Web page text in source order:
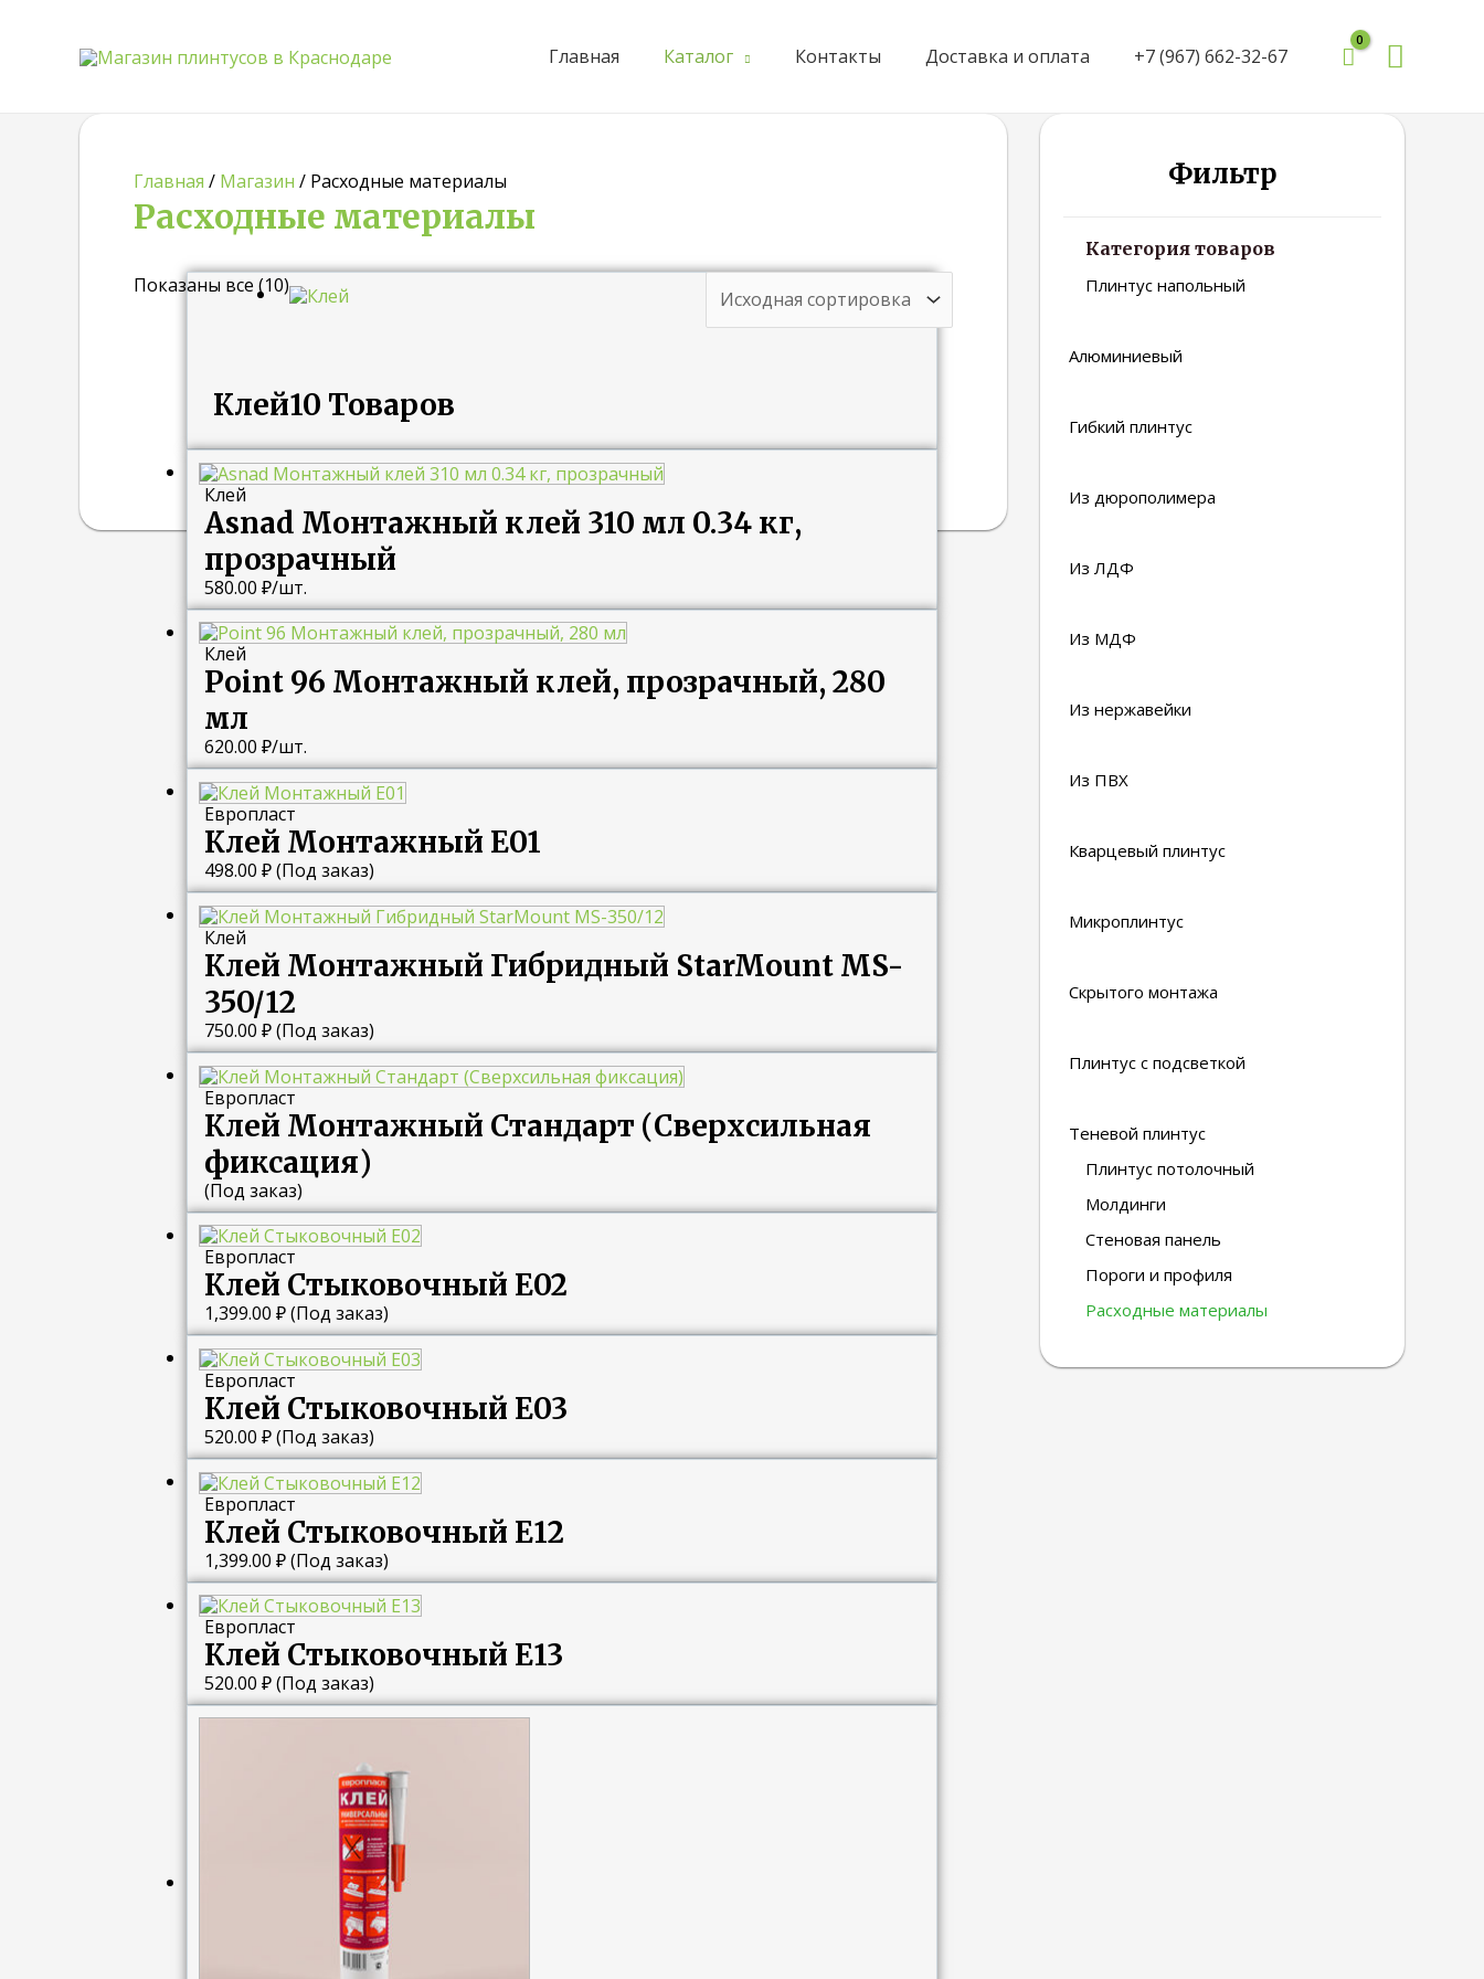
Главная Каталог Контакты Доставка и оплата +7 (967) 662-32-67 Поиск
Главная / Магазин / Расходные материалы
Расходные материалы
Показаны все (10)
Клей10 Товаров
Клей
Asnad Монтажный клей 310 мл 0.34 кг,
прозрачный
580.00 ₽/шт.
Клей
Point 96 Монтажный клей, прозрачный, 280
мл
620.00 ₽/шт.
Европласт
Клей Монтажный E01
498.00 ₽(Под заказ)
Клей
Клей Монтажный Гибридный StarMount MS-
350/12
750.00 ₽(Под заказ)
Европласт
Клей Монтажный Стандарт (Сверхсильная
фиксация)
(Под заказ)
Европласт
Клей Стыковочный E02
1,399.00 ₽(Под заказ)
Европласт
Клей Стыковочный E03
520.00 ₽(Под заказ)
Европласт
Клей Стыковочный E12
1,399.00 ₽(Под заказ)
Европласт
Клей Стыковочный E13
520.00 ₽(Под заказ)
Фильтр
Категория товаров
Плинтус напольный
Алюминиевый
Гибкий плинтус
Из дюрополимера
Из ЛДФ
Из МДФ
Из нержавейки
Из ПВХ
Кварцевый плинтус
Микроплинтус
Скрытого монтажа
Плинтус с подсветкой
Теневой плинтус
Плинтус потолочный
Молдинги
Стеновая панель
Пороги и профиля
Расходные материалы